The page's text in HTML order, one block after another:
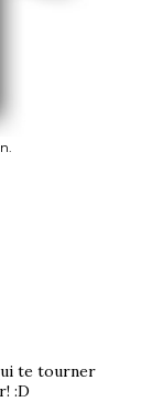
te tourner
:D